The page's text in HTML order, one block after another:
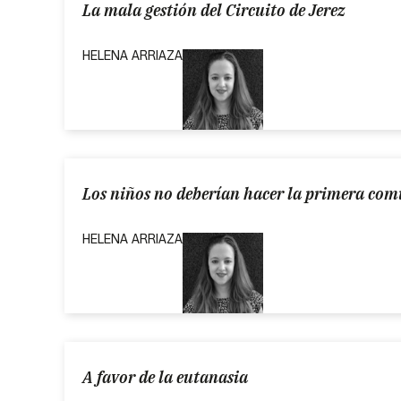
La mala gestión del Circuito de Jerez
HELENA ARRIAZA
Los niños no deberían hacer la primera
HELENA ARRIAZA
A favor de la eutanasia